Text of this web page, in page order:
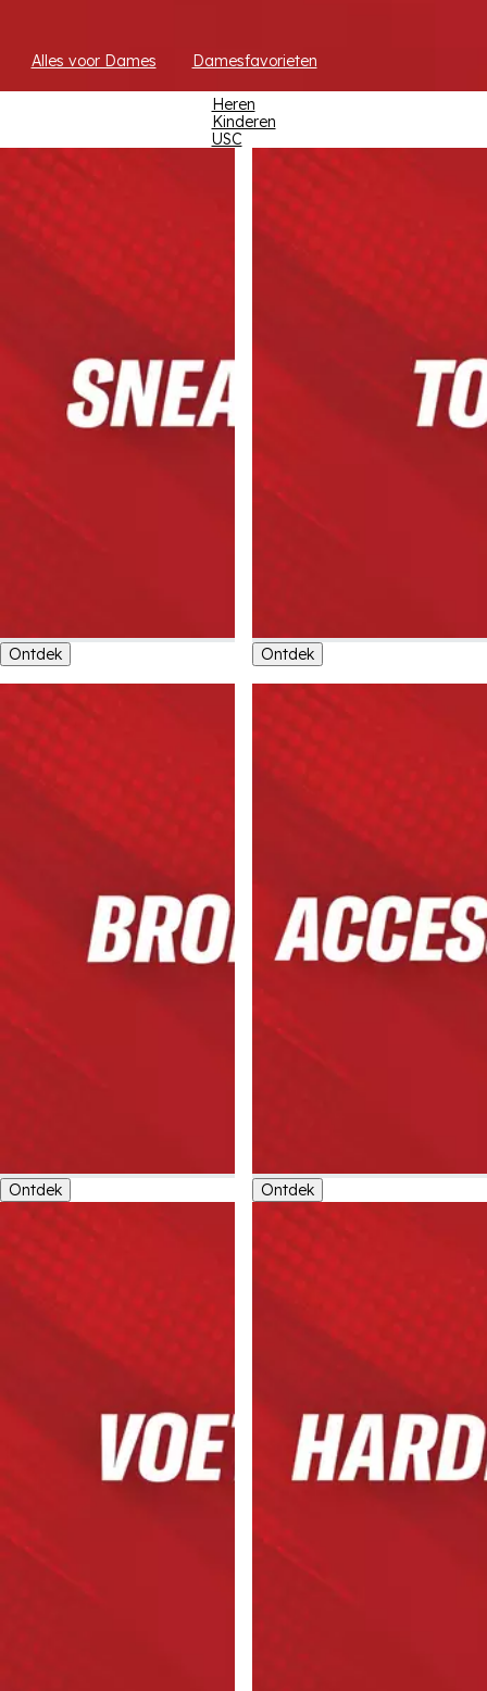
Alles voor Dames Damesfavorieten
Heren
Kinderen
USC
Ontdek Ontdek
Ontdek Ontdek